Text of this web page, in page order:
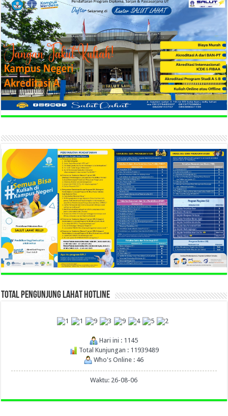
TOTAL PENGUNJUNG LAHAT HOTLINE
Hari ini : 1145
Total Kunjungan : 11939489
Who's Online : 46
Waktu: 26-08-06